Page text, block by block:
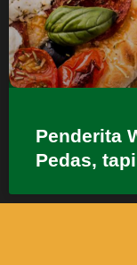
Penderita
Pedas,